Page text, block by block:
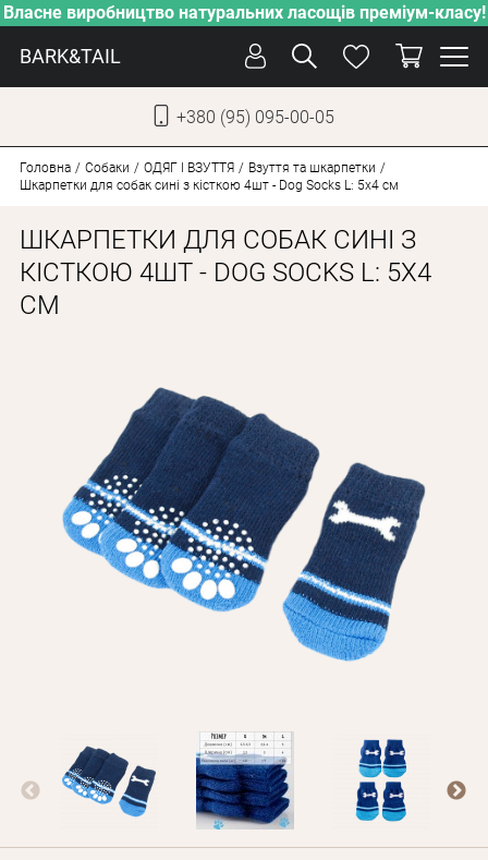
Власне виробництво натуральних ласощів преміум-класу!
BARK&TAIL
+380 (95) 095-00-05
ДОГЛЯД
ПІКЛУВАННЯ
АКЦІЇ
ДЛЯ КОТІВ
Оплата і доставка
Програма лояльності
Про Нас
Оптовим клієнтам
Головна Собаки ОДЯГ І ВЗУТТЯ
Взуття та шкарпетки
Шкарпетки для собак сині з кісткою 4шт - Dog Socks L: 5х4 см
ШКАРПЕТКИ ДЛЯ СОБАК СИНІ З
КІСТКОЮ 4ШТ - DOG SOCKS L: 5Х4
СМ